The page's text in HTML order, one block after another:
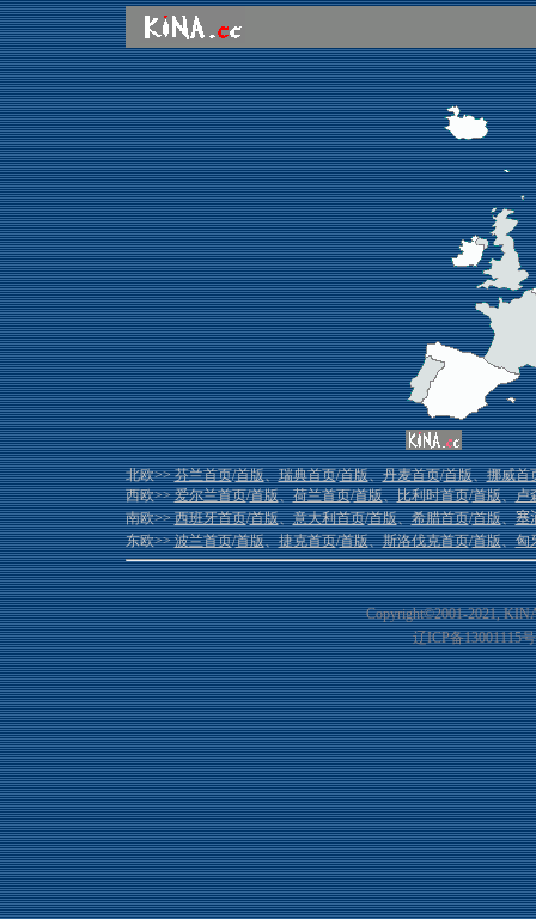
北欧>>芬兰首页/首版、瑞典首页/首版、丹麦首页/首版、挪威首
西欧>>爱尔兰首页/首版、荷兰首页/首版、比利时首页/首版、卢
南欧>>西班牙首页/首版、意大利首页/首版、希腊首页/首版、塞
东欧>>波兰首页/首版、捷克首页/首版、斯洛伐克首页/首版、匈
Copyright©2001-2021,
辽ICP备13001115